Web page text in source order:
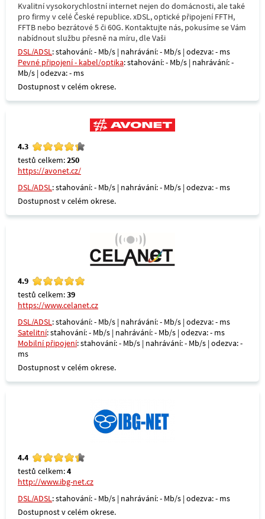
Kvalitní vysokorychlostní internet nejen do domácnosti, ale také
pro firmy v celé České republice. xDSL, optické připojení FFTH,
FFTB nebo bezrátové 5 či 60G. Kontaktujte nás, pokusíme se Vám
nabídnout službu přesně na míru, dle Vaši
DSL/ADSL: stahování: - Mb/s | nahrávání: - Mb/s | odezva: - ms
Pevné připojení - kabel/optika: stahování: - Mb/s | nahrávání: -
Mb/s | odezva: - ms
Dostupnost v celém okrese.
4.3
testů celkem:250
https://avonet.cz/
DSL/ADSL: stahování: - Mb/s | nahrávání: - Mb/s | odezva: - ms
Dostupnost v celém okrese.
4.9
testů celkem:39
https://www.celanet.cz
DSL/ADSL: stahování: - Mb/s | nahrávání: - Mb/s | odezva: - ms
Satelitní: stahování: - Mb/s | nahrávání: - Mb/s | odezva: - ms
Mobilní připojení: stahování: - Mb/s | nahrávání: - Mb/s | odezva: -
ms
Dostupnost v celém okrese.
4.4
testů celkem:4
http://www.ibg-net.cz
DSL/ADSL: stahování: - Mb/s | nahrávání: - Mb/s | odezva: - ms
Dostupnost v celém okrese.